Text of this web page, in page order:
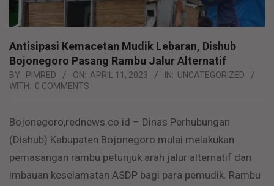
Antisipasi Kemacetan Mudik Lebaran, Dishub
Bojonegoro Pasang Rambu Jalur Alternatif
BY: PIMRED ON: APRIL 11, 2023 IN: UNCATEGORIZED
WITH: 0 COMMENTS
Bojonegoro,rednews.co.id – Dinas Perhubungan
(Dishub) Kabupaten Bojonegoro mulai melakukan
pemasangan rambu petunjuk arah jalur alternatif dan
imbauan keselamatan ASDP bagi para pemudik. Rambu